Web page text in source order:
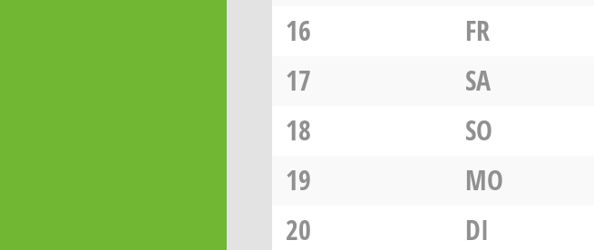
16
FR
17
SA
18
SO
19
MO
20
DI